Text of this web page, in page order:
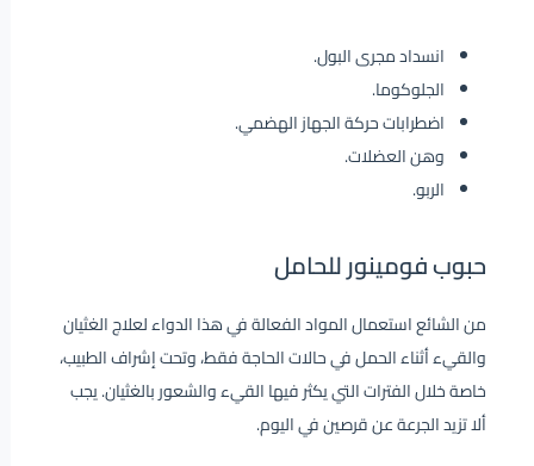
انسداد مجرى البول.
الجلوكوما.
اضطرابات حركة الجهاز الهضمي.
وهن العضلات.
الربو.
حبوب فومينور للحامل
من الشائع استعمال المواد الفعالة في هذا الدواء لعلاج الغثيان
والقيء أثناء الحمل في حالات الحاجة فقط، وتحت إشراف الطبيب،
خاصة خلال الفترات التي يكثر فيها القيء والشعور بالغثيان. يجب
ألا تزيد الجرعة عن قرصين في اليوم.